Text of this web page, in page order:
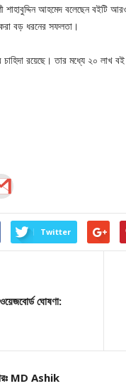
শাহাবুদ্দিন আহমেদ বলেছেন
বড় ধরনের সফলতা।
রয়েছে। তার মধ্যে ২০ লাখ
Twitter
ঘোষণা:
MD Ashik